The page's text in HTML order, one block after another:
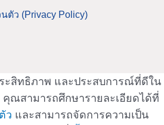
ตัว (Privacy Policy)
ะสิทธิภาพ และประสบการณ์ที่ดีใน
ณสามารถศึกษารายละเอียดได้ที่
ว และสามารถจัดการความเป็น